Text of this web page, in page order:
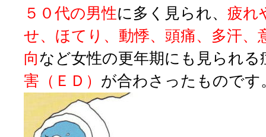
５０代の男性に多く見られ、 疲れ
せ、ほてり、動悸、頭痛、多汗、
向など女性の更年期にも見られる
害（ＥＤ） が合わさったものです